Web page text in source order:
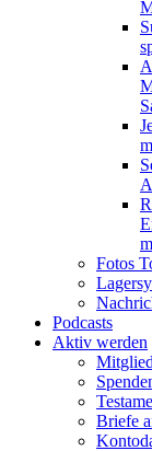
Fotos
Podcasts
Aktiv werden
Briefe